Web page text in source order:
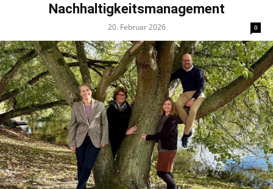
Nachhaltigkeitsmanagement
20. Februar 2026 0